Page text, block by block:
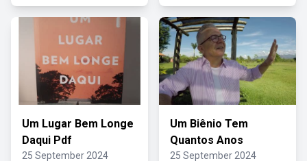
Um Lugar Bem Longe
Daqui Pdf
25 September 2024
Um Biênio Tem
Quantos Anos
25 September 2024